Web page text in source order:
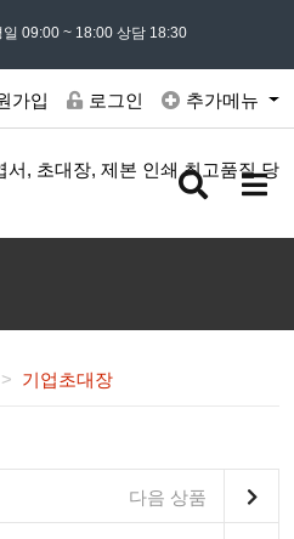
' 견적문의 ' 게시판을 이용해주세요
09:00 ~ 18:00 상담 18:30
가입 로그인 추가메뉴
검
버
메
버
기업초대장
다음 상품